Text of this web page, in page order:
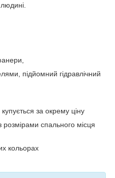
підйомний гідравлічний
за окрему ціну
спального місця
кольорах